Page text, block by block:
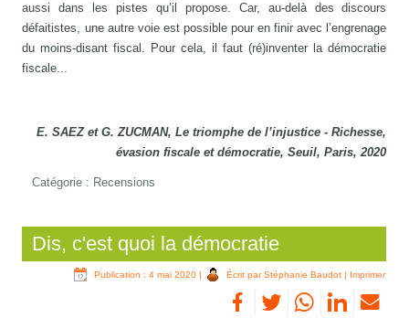
aussi dans les pistes qu’il propose. Car, au-delà des discours
défaitistes, une autre voie est possible pour en finir avec l’engrenage
du moins-disant fiscal. Pour cela, il faut (ré)inventer la démocratie
fiscale...
E. SAEZ et G. ZUCMAN, Le triomphe de l’injustice - Richesse,
évasion fiscale et démocratie, Seuil, Paris, 2020
Catégorie : Recensions
Dis, c'est quoi la démocratie
Publication : 4 mai 2020 | Écrit par Stéphanie Baudot | Imprimer